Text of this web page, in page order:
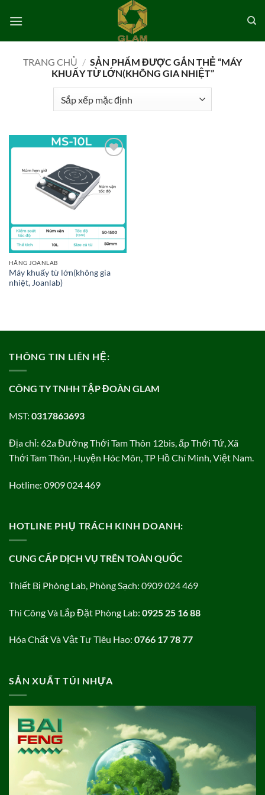
qua
TRANG CHỦ / SẢN PHẨM ĐƯỢC GẮN THẺ “MÁY
KHUẤY TỪ LỚN(KHÔNG GIA NHIỆT”
wishlist
HÃNG JOANLAB
Máy khuấy từ lớn(không gia
nhiệt, Joanlab)
THÔNG TIN LIÊN HỆ:
CÔNG TY TNHH TẬP ĐOÀN GLAM
MST: 0317863693
Địa chỉ: 62a Đường Thới Tam Thôn 12bis, ấp Thới Tứ, Xã
Thới Tam Thôn, Huyện Hóc Môn, TP Hồ Chí Minh, Việt Nam.
Hotline: 0909 024 469
HOTLINE PHỤ TRÁCH KINH DOANH:
CUNG CẤP DỊCH VỤ TRÊN TOÀN QUỐC
Thiết Bị Phòng Lab, Phòng Sạch: 0909 024 469
Thi Công Và Lắp Đặt Phòng Lab: 0925 25 16 88
Hóa Chất Và Vật Tư Tiêu Hao: 0766 17 78 77
SẢN XUẤT TÚI NHỰA